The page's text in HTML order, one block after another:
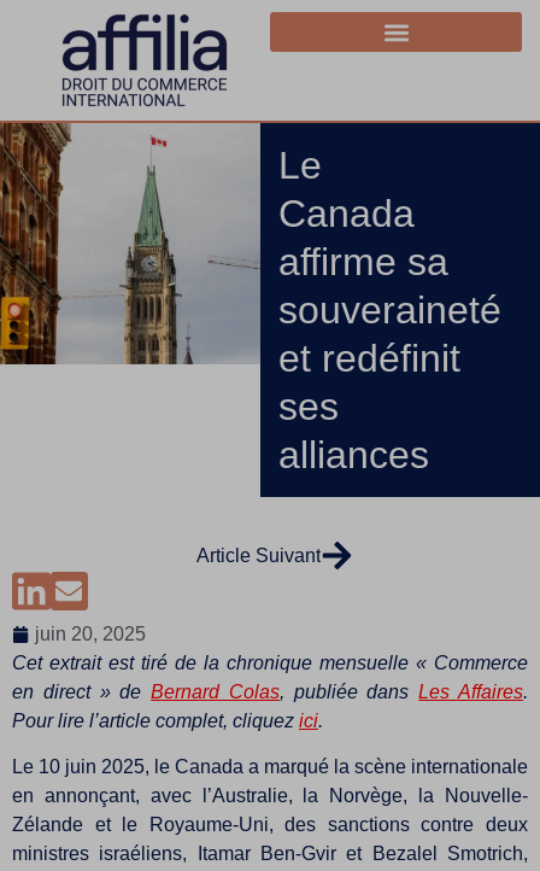
Le
Canada
affirme sa
souveraineté
et redéfinit
ses
alliances
Article Suivant
juin 20, 2025
Cet extrait est tiré de la chronique mensuelle « Commerce
en direct » deBernard Colas, publiée dansLes Affaires.
Pour lire l’article complet, cliquez ici.
Le 10 juin 2025, le Canada a marqué la scène internationale
en annonçant, avec l’Australie, la Norvège, la Nouvelle-
Zélande et le Royaume-Uni, des sanctions contre deux
ministres israéliens, Itamar Ben-Gvir et Bezalel Smotrich,